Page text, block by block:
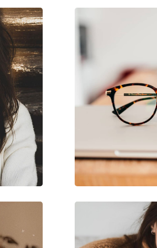
137 mm
145 mm
20 mm
145 g
No
No
Sì
Sì
Pierre Cardin